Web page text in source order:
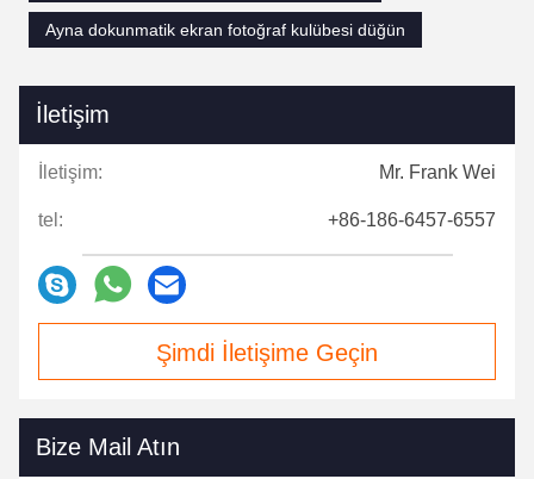
Ayna dokunmatik ekran fotoğraf kulübesi düğün
İletişim
İletişim: Mr. Frank Wei
tel: +86-186-6457-6557
Şimdi İletişime Geçin
Bize Mail Atın